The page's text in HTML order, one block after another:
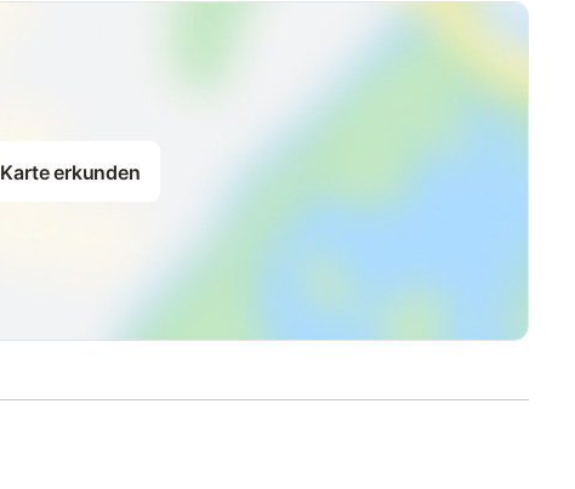
Karte erkunden